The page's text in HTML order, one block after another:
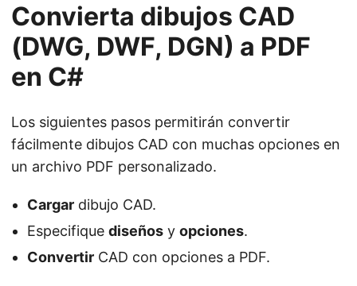
Convierta dibujos CAD
(DWG, DWF, DGN) a PDF
en C#
Los siguientes pasos permitirán convertir
fácilmente dibujos CAD con muchas opciones en
un archivo PDF personalizado.
Cargar dibujo CAD.
Especifique diseños y opciones.
Convertir CAD con opciones a PDF.